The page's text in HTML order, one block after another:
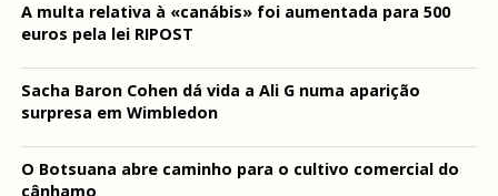
A multa relativa à «canábis» foi aumentada para 500
euros pela lei RIPOST
Sacha Baron Cohen dá vida a Ali G numa aparição
surpresa em Wimbledon
O Botsuana abre caminho para o cultivo comercial do
cânhamo